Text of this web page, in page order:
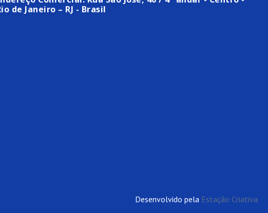
de Janeiro – RJ - Brasil
Desenvolvido pela Estação Criativa